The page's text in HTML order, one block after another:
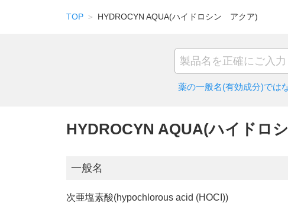
TOP HYDROCYN AQUA(ハイドロシン アクア)
薬の一般名(有効成分)では
HYDROCYN AQUA(ハイドロ
一般名
次亜塩素酸(hypochlorous acid (HOCI))